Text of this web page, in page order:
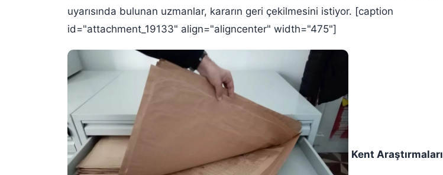
uyarısında bulunan uzmanlar, kararın geri çekilmesini istiyor. [caption
id="attachment_19133" align="aligncenter" width="475"]
Kent Araştırmaları